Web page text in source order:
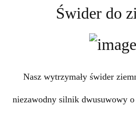
Świder do
Nasz wytrzymały świder
niezawodny silnik dwusuwowy